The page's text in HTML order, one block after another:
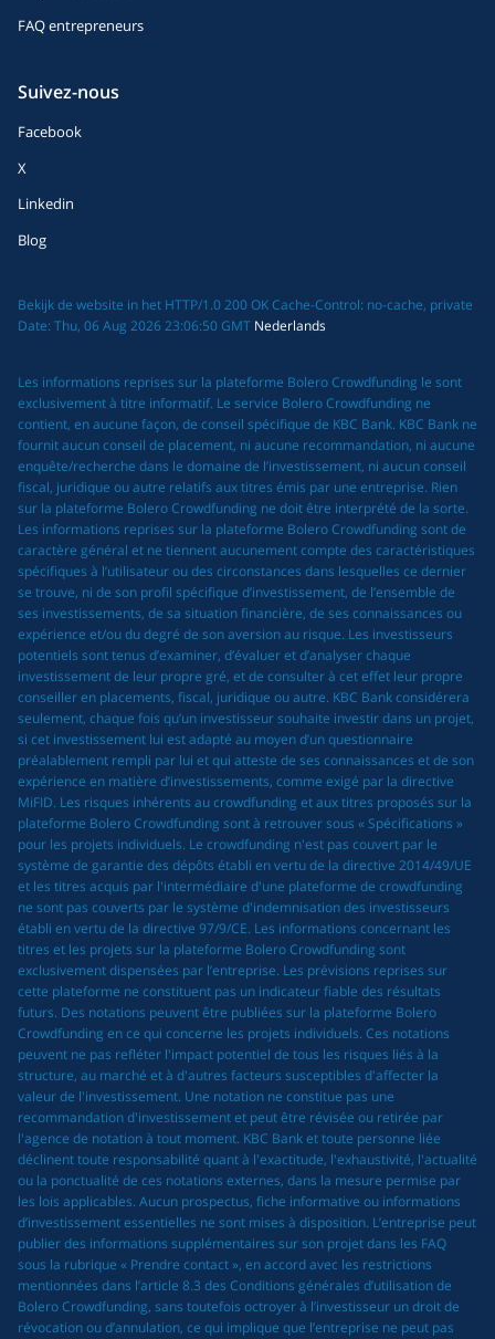
FAQ entrepreneurs
Suivez-nous
Facebook
X
Linkedin
Blog
Bekijk de website in het HTTP/1.0 200 OK Cache-Control: no-cache, private
Date: Thu, 06 Aug 2026 23:06:50 GMT Nederlands
Les informations reprises sur la plateforme Bolero Crowdfunding le sont
exclusivement à titre informatif. Le service Bolero Crowdfunding ne
contient, en aucune façon, de conseil spécifique de KBC Bank. KBC Bank ne
fournit aucun conseil de placement, ni aucune recommandation, ni aucune
enquête/recherche dans le domaine de l’investissement, ni aucun conseil
fiscal, juridique ou autre relatifs aux titres émis par une entreprise. Rien
sur la plateforme Bolero Crowdfunding ne doit être interprété de la sorte.
Les informations reprises sur la plateforme Bolero Crowdfunding sont de
caractère général et ne tiennent aucunement compte des caractéristiques
spécifiques à l’utilisateur ou des circonstances dans lesquelles ce dernier
se trouve, ni de son profil spécifique d’investissement, de l’ensemble de
ses investissements, de sa situation financière, de ses connaissances ou
expérience et/ou du degré de son aversion au risque. Les investisseurs
potentiels sont tenus d’examiner, d’évaluer et d’analyser chaque
investissement de leur propre gré, et de consulter à cet effet leur propre
conseiller en placements, fiscal, juridique ou autre. KBC Bank considérera
seulement, chaque fois qu’un investisseur souhaite investir dans un projet,
si cet investissement lui est adapté au moyen d’un questionnaire
préalablement rempli par lui et qui atteste de ses connaissances et de son
expérience en matière d’investissements, comme exigé par la directive
MiFID. Les risques inhérents au crowdfunding et aux titres proposés sur la
plateforme Bolero Crowdfunding sont à retrouver sous « Spécifications »
pour les projets individuels. Le crowdfunding n'est pas couvert par le
système de garantie des dépôts établi en vertu de la directive 2014/49/UE
et les titres acquis par l'intermédiaire d'une plateforme de crowdfunding
ne sont pas couverts par le système d'indemnisation des investisseurs
établi en vertu de la directive 97/9/CE. Les informations concernant les
titres et les projets sur la plateforme Bolero Crowdfunding sont
exclusivement dispensées par l’entreprise. Les prévisions reprises sur
cette plateforme ne constituent pas un indicateur fiable des résultats
futurs. Des notations peuvent être publiées sur la plateforme Bolero
Crowdfunding en ce qui concerne les projets individuels. Ces notations
peuvent ne pas refléter l'impact potentiel de tous les risques liés à la
structure, au marché et à d'autres facteurs susceptibles d'affecter la
valeur de l'investissement. Une notation ne constitue pas une
recommandation d'investissement et peut être révisée ou retirée par
l'agence de notation à tout moment. KBC Bank et toute personne liée
déclinent toute responsabilité quant à l'exactitude, l'exhaustivité, l'actualité
ou la ponctualité de ces notations externes, dans la mesure permise par
les lois applicables. Aucun prospectus, fiche informative ou informations
d’investissement essentielles ne sont mises à disposition. L’entreprise peut
publier des informations supplémentaires sur son projet dans les FAQ
sous la rubrique « Prendre contact », en accord avec les restrictions
mentionnées dans l’article 8.3 des Conditions générales d’utilisation de
Bolero Crowdfunding, sans toutefois octroyer à l’investisseur un droit de
révocation ou d’annulation, ce qui implique que l’entreprise ne peut pas